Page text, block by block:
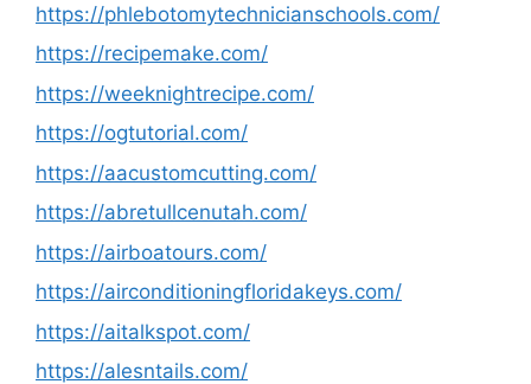
https://phlebotomytechnicianschools.com/
https://recipemake.com/
https://weeknightrecipe.com/
https://ogtutorial.com/
https://aacustomcutting.com/
https://abretullcenutah.com/
https://airboatours.com/
https://airconditioningfloridakeys.com/
https://aitalkspot.com/
https://alesntails.com/